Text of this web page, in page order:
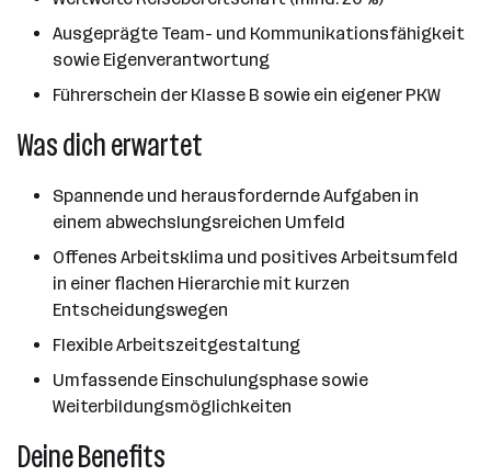
Ausgeprägte Team- und Kommunikationsfähigkeit
sowie Eigenverantwortung
Führerschein der Klasse B sowie ein eigener PKW
Was dich erwartet
Spannende und herausfordernde Aufgaben in
einem abwechslungsreichen Umfeld
Offenes Arbeitsklima und positives Arbeitsumfeld
in einer flachen Hierarchie mit kurzen
Entscheidungswegen
Flexible Arbeitszeitgestaltung
Umfassende Einschulungsphase sowie
Weiterbildungsmöglichkeiten
Deine Benefits